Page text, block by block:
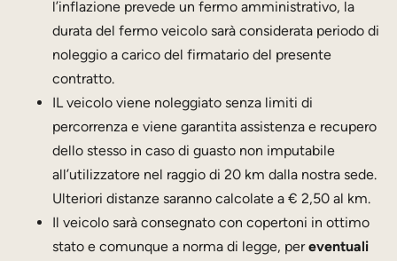
l’inflazione prevede un fermo amministrativo, la
durata del fermo veicolo sarà considerata periodo di
noleggio a carico del firmatario del presente
contratto.
IL veicolo viene noleggiato senza limiti di
percorrenza e viene garantita assistenza e recupero
dello stesso in caso di guasto non imputabile
all’utilizzatore nel raggio di 20 km dalla nostra sede.
Ulteriori distanze saranno calcolate a € 2,50 al km.
Il veicolo sarà consegnato con copertoni in ottimo
stato e comunque a norma di legge, pereventuali